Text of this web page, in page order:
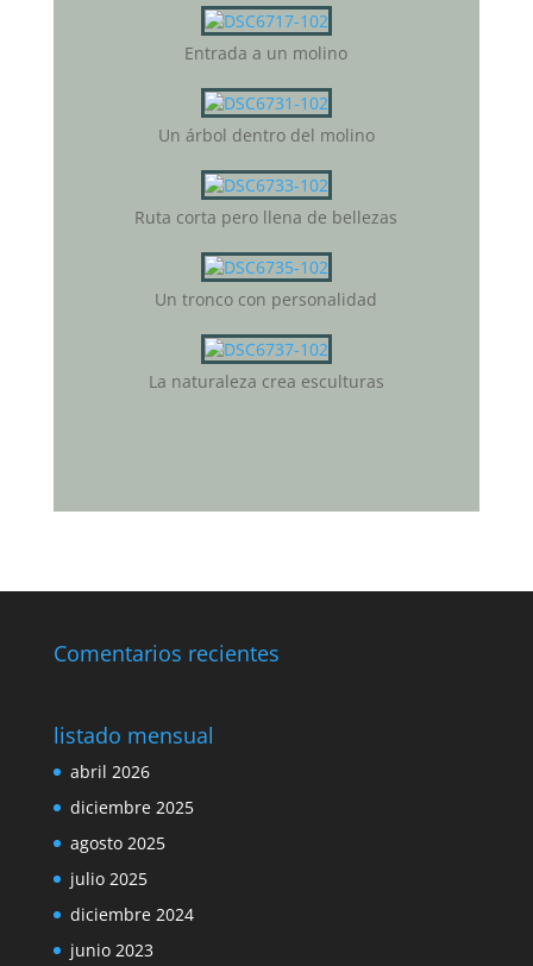
Entrada a un molino
Un árbol dentro del molino
Ruta corta pero llena de bellezas
Un tronco con personalidad
La naturaleza crea esculturas
Comentarios recientes
listado mensual
abril 2026
diciembre 2025
agosto 2025
julio 2025
diciembre 2024
junio 2023